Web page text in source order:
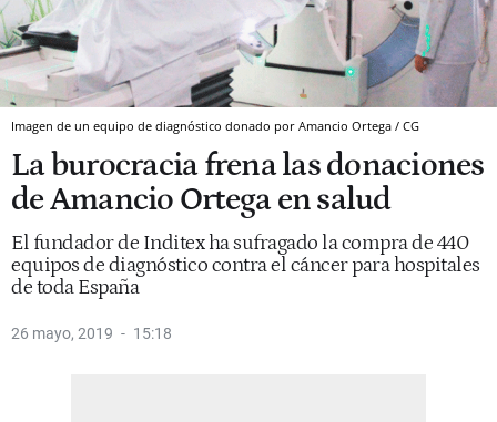
Imagen de un equipo de diagnóstico donado por Amancio Ortega / CG
La burocracia frena las donaciones
de Amancio Ortega en salud
El fundador de Inditex ha sufragado la compra de 440
equipos de diagnóstico contra el cáncer para hospitales
de toda España
26 mayo, 2019 15:18